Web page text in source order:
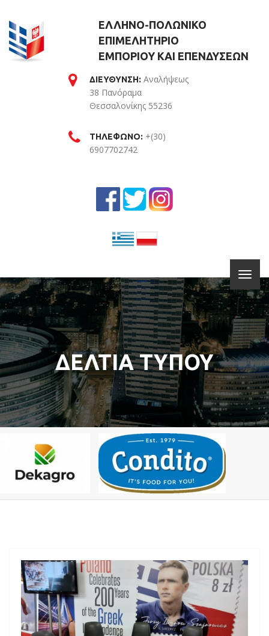
ΕΛΛΗΝΟ-ΠΟΛΩΝΙΚΟ
ΕΠΙΜΕΛΗΤΗΡΙΟ
ΕΜΠΟΡΙΟΥ ΚΑΙ ΕΠΕΝΔΥΣΕΩΝ
ΔΙΕΥΘΥΝΣΗ: Αναλήψεως
38 Πανόραμα
Θεσσαλονίκης 55236
ΤΗΛΕΦΩΝΟ: +(30)
6907702742
ΔΕΛΤΙΑ ΤΥΠΟΥ